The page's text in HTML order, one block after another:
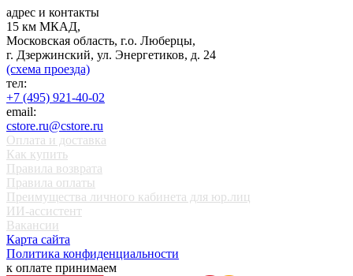
адрес и контакты
15 км МКАД,
Московская область, г.о. Люберцы,
г. Дзержинский, ул. Энергетиков, д. 24
(схема проезда)
тел:
+7 (495) 921-40-02
email:
cstore.ru@cstore.ru
Оплата и доставка
Как купить
Правила возврата
Правила оплаты
Преимущества личного кабинета для юр.лиц
ИИ-ассистент
Вакансии
Карта сайта
Политика конфиденциальности
к оплате принимаем